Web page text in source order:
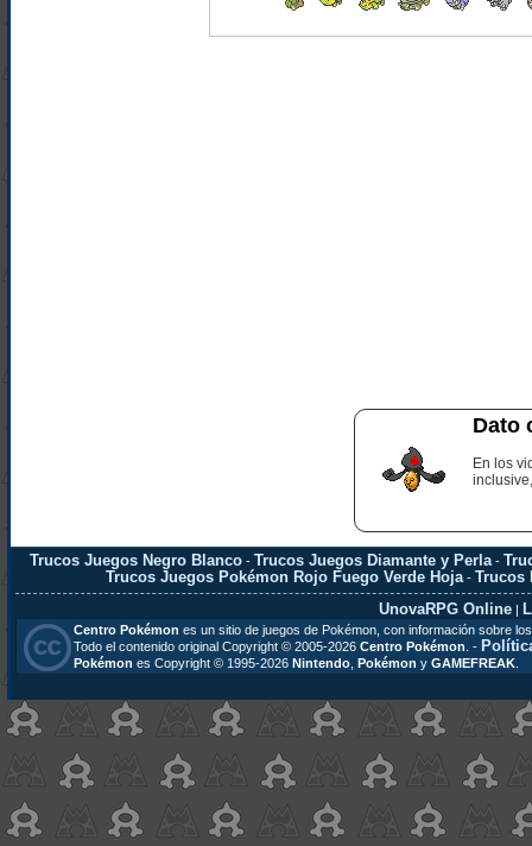
Dato
En los
Trucos Juegos Negro Blanco -Trucos Juegos Diamante y Perla -
Trucos Juegos Pokémon Rojo Fuego Verde Hoja -Trucos
UnovaRPG Online |
Centro Pokémon es un sitio de juegos de Pokémon, con información sobre
Todo el contenido original Copyright © 2005-2026 Centro Pokémon . -
Pokémon es Copyright © 1995-2026 Nintendo, Pokémon y GAMEFREAK.